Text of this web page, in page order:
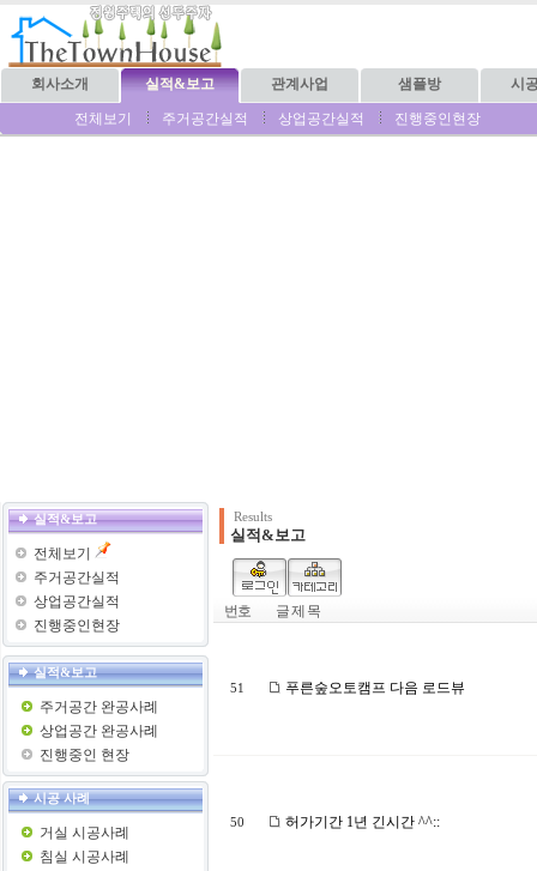
회사소개 실적&보고 관계사업 샘플방 시
전체보기 주거공간실적 상업공간실적 진행중인현장
실적&보고
전체보기
주거공간실적
상업공간실적
진행중인현장
실적&보고
주거공간 완공사례
상업공간 완공사례
진행중인 현장
시공 사례
거실 시공사례
침실 시공사례
Results
실적&보고
번호 글 제 목
51 푸른숲오토캠프 다음 로드뷰
50 허가기간 1년 긴시간 ^^::